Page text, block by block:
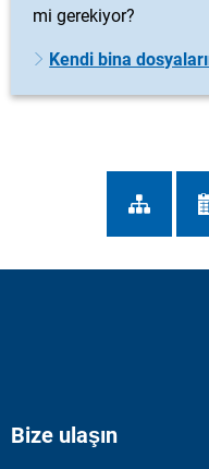
mi gerekiyor?
Kendi bina
Bize ulaşın